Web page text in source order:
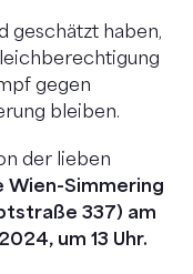
geschätzt haben,
gegen
bleiben.
der lieben
Wien-Simmering
337) am
um 13 Uhr.